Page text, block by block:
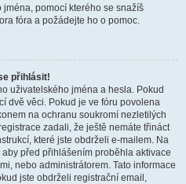
pomocí kterého se snažíš
fóra a požádejte ho o pomoc.
přihlásit!
uživatelského jména a hesla. Pokud
dvě věci. Pokud je ve fóru povolena
na ochranu soukromí nezletilých
zadali, že ještě nemáte třináct
které jste obdrželi e-mailem. Na
před přihlášením proběhla aktivace
nebo administrátorem. Tato informace
jste obdrželi registrační email,